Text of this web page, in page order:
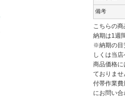
備考
こちらの商
納期は1週
※納期の目
しくは当店
商品価格
ておりませ
付帯作業
にお問い合